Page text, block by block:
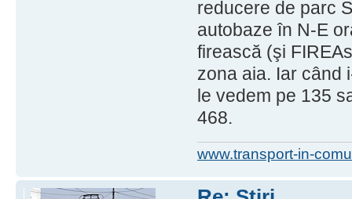
reducere de parc
autobaze în N-E
firească (şi
zona aia. Iar când
le vedem pe 135
468.
www.transport-in-